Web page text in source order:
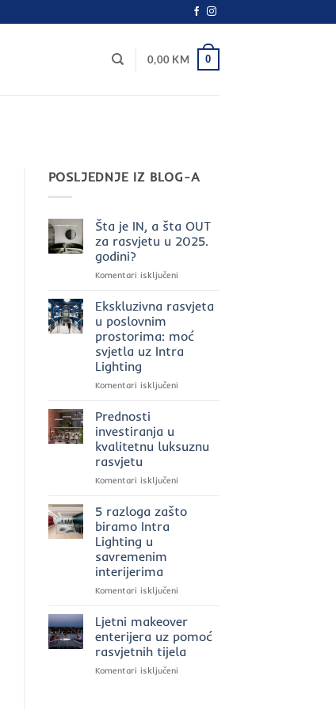
0,00 KM 0
POSLJEDNJE IZ BLOG-A
Šta je IN, a šta OUT
za rasvjetu u 2025.
godini?
Komentari isključeniza
IN,
šta
OUT
rasvjetu
Ekskluzivna rasvjeta
u poslovnim
prostorima: moć
svjetla uz Intra
Lighting
Komentari isključeniza
prostorima:
svjetla
Lighting
Prednosti
investiranja u
kvalitetnu luksuznu
rasvjetu
Komentari isključeniza
investiranja
u
5 razloga zašto
biramo Intra
Lighting u
savremenim
interijerima
Komentari isključeniza
zašto
biramo
Intra
Lighting
Ljetni makeover
enterijera uz pomoć
rasvjetnih tijela
Komentari isključeniza